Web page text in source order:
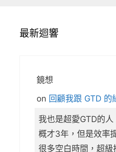
最新迴響
鏡想
on 回顧我跟 GTD 的
我也是超愛GTD的
概才3年，但是效率
很多空白時間，超級